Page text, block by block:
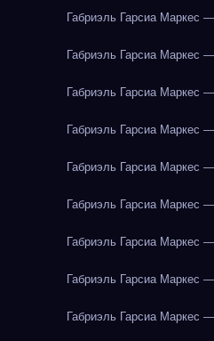
Габриэль Гарсиа Маркес
Габриэль Гарсиа Маркес
Габриэль Гарсиа Маркес
Габриэль Гарсиа Маркес
Габриэль Гарсиа Маркес
Габриэль Гарсиа Маркес
Габриэль Гарсиа Маркес
Габриэль Гарсиа Маркес
Габриэль Гарсиа Маркес